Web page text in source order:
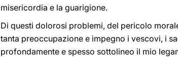
misericordia e la guarigione.
Di questi dolorosi problemi, del pericolo
tanta preoccupazione e impegno i vescovi, i
profondamente e spesso sottolineo il mio